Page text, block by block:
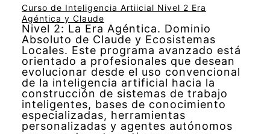
Curso de Inteligencia Artiicial Nivel 2 Era
Agéntica y Claude
Nivel 2: La Era Agéntica. Dominio
Absoluto de Claude y Ecosistemas
Locales. Este programa avanzado está
orientado a profesionales que desean
evolucionar desde el uso convencional
de la inteligencia artificial hacia la
construcción de sistemas de trabajo
inteligentes, bases de conocimiento
especializadas, herramientas
personalizadas y agentes autónomos